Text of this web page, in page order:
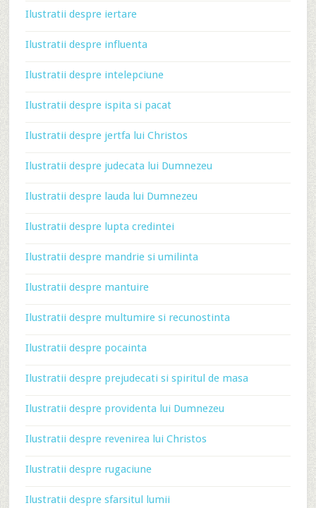
Ilustratii despre iertare
Ilustratii despre influenta
Ilustratii despre intelepciune
Ilustratii despre ispita si pacat
Ilustratii despre jertfa lui Christos
Ilustratii despre judecata lui Dumnezeu
Ilustratii despre lauda lui Dumnezeu
Ilustratii despre lupta credintei
Ilustratii despre mandrie si umilinta
Ilustratii despre mantuire
Ilustratii despre multumire si recunostinta
Ilustratii despre pocainta
Ilustratii despre prejudecati si spiritul de masa
Ilustratii despre providenta lui Dumnezeu
Ilustratii despre revenirea lui Christos
Ilustratii despre rugaciune
Ilustratii despre sfarsitul lumii